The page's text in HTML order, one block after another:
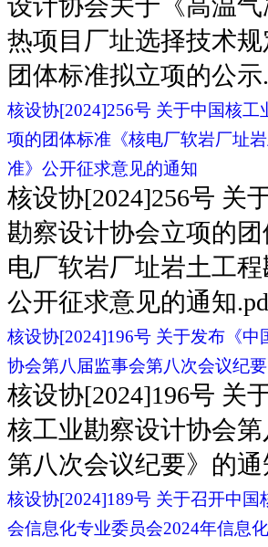
设计协会关于《高温
热项目厂址选择技术
团体标准拟立项的公示
核设协[2024]256号 关于中国核工
项的团体标准《核电厂软岩厂址
准》公开征求意见的通知
核设协[2024]256号 关
勘察设计协会立项的
电厂软岩厂址岩土工程
公开征求意见的通知
核设协[2024]196号 关于发布《中
协会第八届监事会第八次会议纪
核设协[2024]196号 关
核工业勘察设计协会
第八次会议纪要》的通
核设协[2024]189号 关于召开中国
会信息化专业委员会2024年信息